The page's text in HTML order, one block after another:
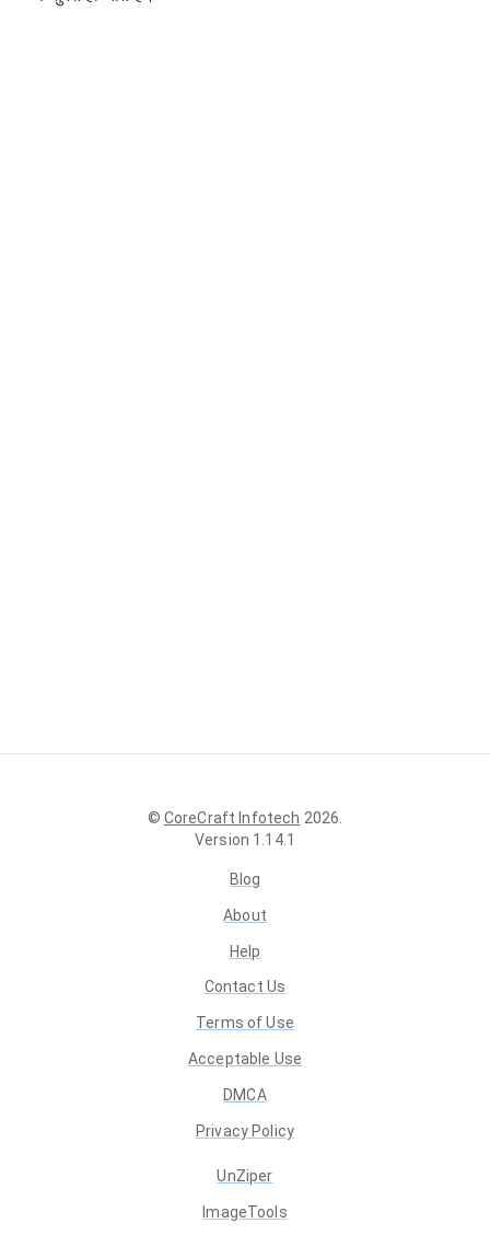
© CoreCraft Infotech 2026
Version 1.14.1
Blog
About
Help
Contact Us
Terms of Use
Acceptable Use
DMCA
Privacy Policy
UnZiper
ImageTools